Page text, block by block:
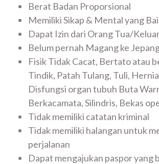
Berat Badan Proporsional
Memiliki Sikap & Mental yang
Dapat Izin dari Orang Tua/
Belum pernah Magang ke
Fisik Tidak Cacat, Bertato atau
Tindik, Patah Tulang, Tuli,
Disfungsi organ tubuh Buta
Berkacamata, Silindris, Bekas
Tidak memiliki catatan kriminal
Tidak memiliki halangan untuk
perjalanan
Dapat mengajukan paspor yang